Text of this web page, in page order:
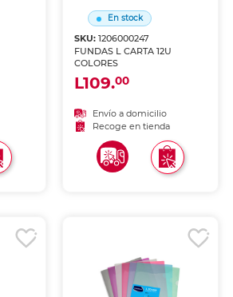
En stock
SKU: 1206000247
FUNDAS L CARTA 12U
COLORES
L109.00
Envío a domicilio
Recoge en tienda